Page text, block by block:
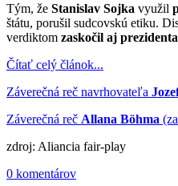
Tým, že Stanislav Sojka využil
štátu, porušil sudcovskú etiku.
verdiktom zaskočil aj
Čítať celý článok...
Záverečná reč navrhovateľa
Záverečná reč Allana Böhma
zdroj: Aliancia fair-play
0 komentárov